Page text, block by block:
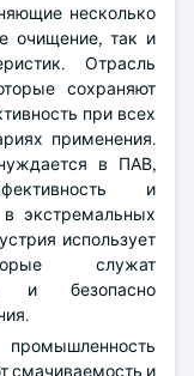
несколько
очищение, так и
Отрасль
сохраняют
при всех
применения.
в ПАВ,
и
в экстремальных
использует
служат
и безопасно
смачиваемость и